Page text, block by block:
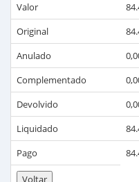
Valor
Original
Anulado
Complementado
Devolvido
Liquidado
Pago